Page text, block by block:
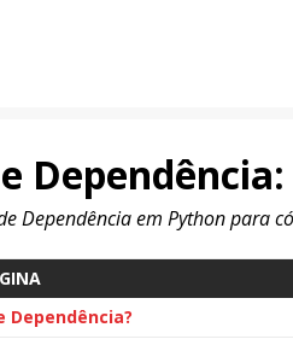
Dependência em Python para
Dependência?